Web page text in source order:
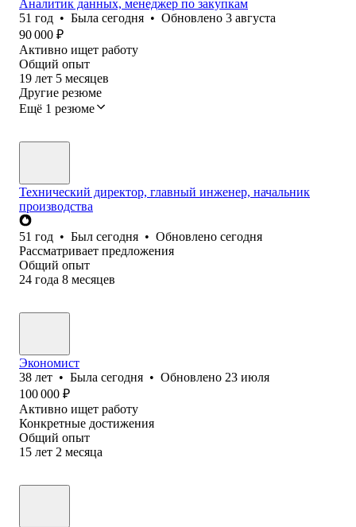
Аналитик данных, менеджер по закупкам
51 год • Была сегодня • Обновлено 3 августа
90 000 ₽
Активно ищет работу
Общий опыт
19 лет 5 месяцев
Другие резюме
Ещё 1 резюме
Технический директор, главный инженер, начальник
производства
51 год • Был сегодня • Обновлено сегодня
Рассматривает предложения
Общий опыт
24 года 8 месяцев
Экономист
38 лет • Была сегодня • Обновлено 23 июля
100 000 ₽
Активно ищет работу
Конкретные достижения
Общий опыт
15 лет 2 месяца